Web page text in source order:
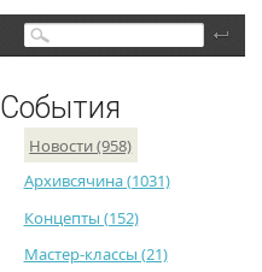
Поиск
События
Новости (958)
Архивсячина (1031)
Концепты (152)
Мастер-классы (21)